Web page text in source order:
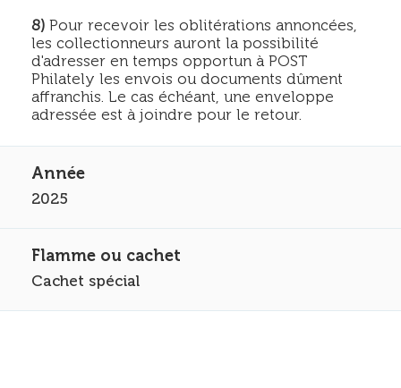
8) Pour recevoir les oblitérations annoncées,
les collectionneurs auront la possibilité
d'adresser en temps opportun à POST
Philately les envois ou documents dûment
affranchis. Le cas échéant, une enveloppe
adressée est à joindre pour le retour.
2025
Cachet spécial